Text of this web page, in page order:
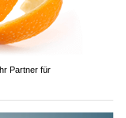
Partner für